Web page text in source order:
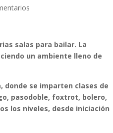
salas para bailar. La
un ambiente lleno de
, donde se imparten clases de
pasodoble, foxtrot, bolero,
los niveles, desde iniciación